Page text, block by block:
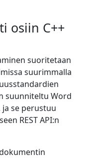
osiin C++
suoritetaan
suurimmalla
suunniteltu Word
se perustuu
REST API:n